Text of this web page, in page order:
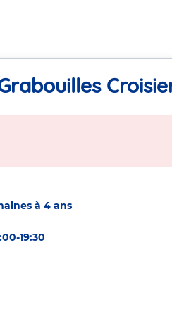
à 4 ans
19:30